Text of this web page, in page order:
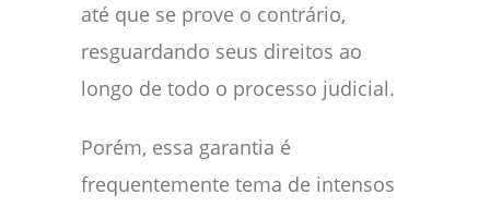
até que se prove o contrário,
resguardando seus direitos ao
longo de todo o processo judicial.
Porém, essa garantia é
frequentemente tema de intensos